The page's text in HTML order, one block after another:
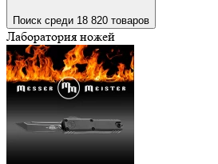
Поиск среди 18 820 товаров
Лаборатория ножей